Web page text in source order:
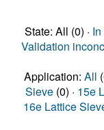
State: All (0) ·
Validation
Application: All
Sieve (0) · 15e
16e Lattice